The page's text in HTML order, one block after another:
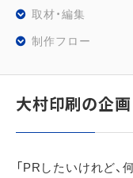
取材・編集
制作フロー
大村印刷の企画
「PRしたいけれど